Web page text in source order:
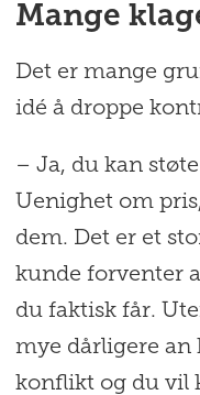
Mange
Det er mange
idé å droppe
– Ja, du kan
Uenighet om
dem. Det er et
kunde forventer
du faktisk får.
mye dårligere an
konflikt og du vil